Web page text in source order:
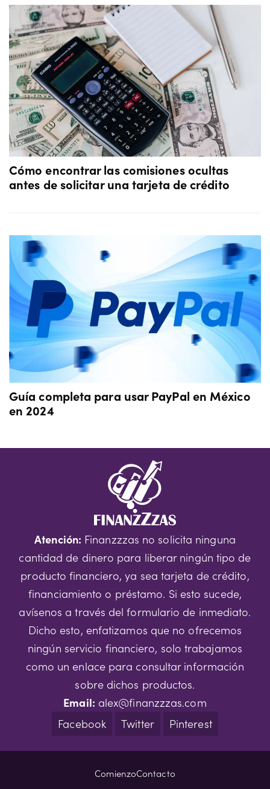
Cómo encontrar las comisiones ocultas
antes de solicitar una tarjeta de crédito
Guía completa para usar PayPal en México
en 2024
Atención: Finanzzzas no solicita ninguna
cantidad de dinero para liberar ningún tipo de
producto financiero, ya sea tarjeta de crédito,
financiamiento o préstamo. Si esto sucede,
avísenos a través del formulario de inmediato.
Dicho esto, enfatizamos que no ofrecemos
ningún servicio financiero, solo trabajamos
como un enlace para consultar información
sobre dichos productos.
Email: alex@finanzzzas.com
Facebook
Twitter Pinterest
ComienzoContacto